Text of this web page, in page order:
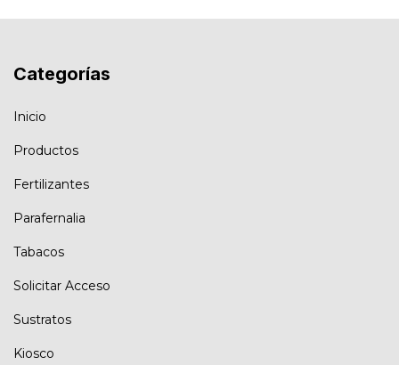
Categorías
Inicio
Productos
Fertilizantes
Parafernalia
Tabacos
Solicitar Acceso
Sustratos
Kiosco